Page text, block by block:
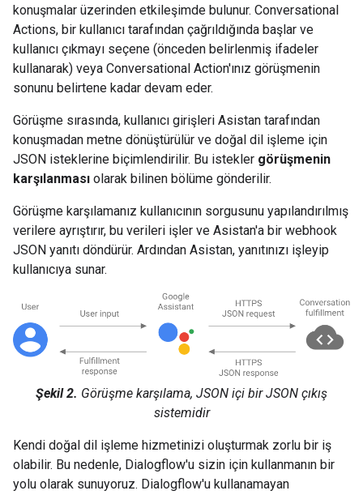
konuşmalar üzerinden etkileşimde bulunur. Conversational
Actions, bir kullanıcı tarafından çağrıldığında başlar ve
kullanıcı çıkmayı seçene (önceden belirlenmiş ifadeler
kullanarak) veya Conversational Action'ınız görüşmenin
sonunu belirtene kadar devam eder.
Görüşme sırasında, kullanıcı girişleri Asistan tarafından
konuşmadan metne dönüştürülür ve doğal dil işleme için
JSON isteklerine biçimlendirilir. Bu istekler görüşmenin
karşılanması olarak bilinen bölüme gönderilir.
Görüşme karşılamanız kullanıcının sorgusunu yapılandırılmış
verilere ayrıştırır, bu verileri işler ve Asistan'a bir webhook
JSON yanıtı döndürür. Ardından Asistan, yanıtınızı işleyip
kullanıcıya sunar.
Şekil 2. Görüşme karşılama, JSON içi bir JSON çıkış
sistemidir
Kendi doğal dil işleme hizmetinizi oluşturmak zorlu bir iş
olabilir. Bu nedenle, Dialogflow'u sizin için kullanmanın bir
yolu olarak sunuyoruz. Dialogflow'u kullanamayan